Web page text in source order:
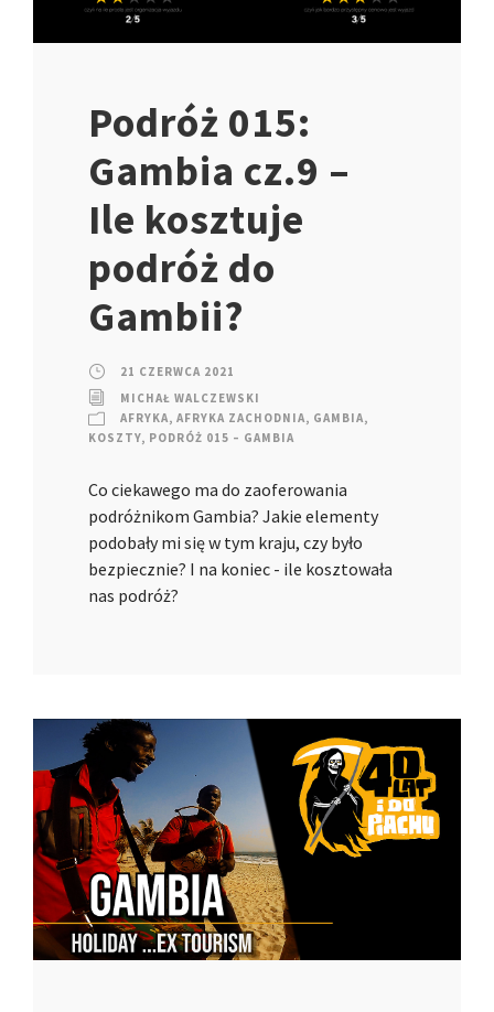
Podróż 015:
Gambia cz.9 –
Ile kosztuje
podróż do
Gambii?
21 CZERWCA 2021
MICHAŁ WALCZEWSKI
AFRYKA, AFRYKA ZACHODNIA, GAMBIA,
KOSZTY, PODRÓŻ 015 – GAMBIA
Co ciekawego ma do zaoferowania
podróżnikom Gambia? Jakie elementy
podobały mi się w tym kraju, czy było
bezpiecznie? I na koniec - ile kosztowała
nas podróż?